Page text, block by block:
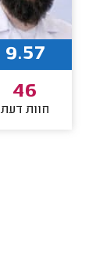
9.57
46
חוות דעת